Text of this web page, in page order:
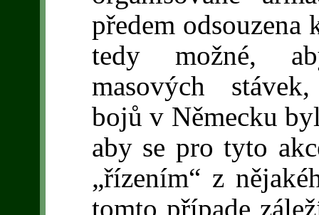
předem odsouzena
tedy možné,
masových
bojů v Německu
aby se pro tyto
„řízením“ z
tomto případe